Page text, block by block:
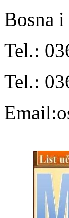
Bosna
Tel.:
Tel.: